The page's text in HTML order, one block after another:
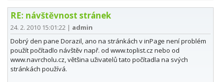
RE: návštěvnost stránek
24. 2. 2010 15:01:22 | admin
Dobrý den pane Dorazil, ano na stránkách v inPage není problém
použít počítadlo návštěv např. od www.toplist.cz nebo od
www.navrcholu.cz, většina uživatelů tato počítadla na svých
stránkách používá.